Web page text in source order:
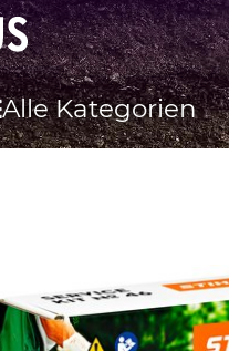
Alle Kategorien